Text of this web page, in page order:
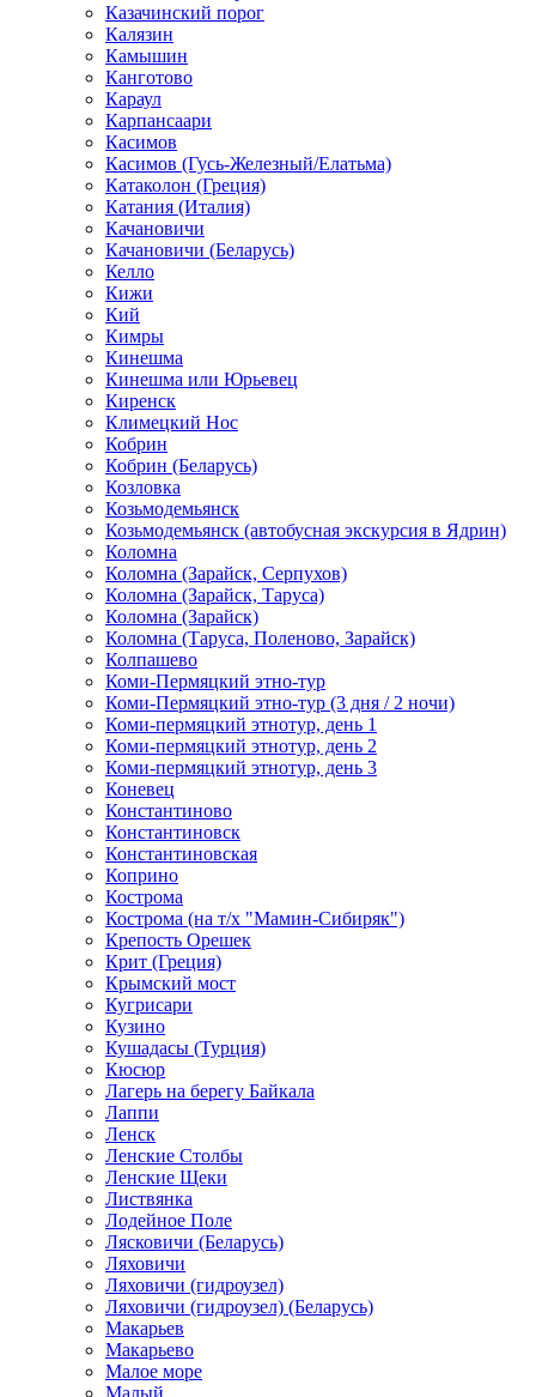
Казачинский порог
Калязин
Камышин
Канготово
Караул
Карпансаари
Касимов
Касимов (Гусь-Железный/Елатьма)
Катаколон (Греция)
Катания (Италия)
Качановичи
Качановичи (Беларусь)
Келло
Кижи
Кий
Кимры
Кинешма
Кинешма или Юрьевец
Киренск
Климецкий Нос
Кобрин
Кобрин (Беларусь)
Козловка
Козьмодемьянск
Козьмодемьянск (автобусная экскурсия в Ядрин)
Коломна
Коломна (Зарайск, Серпухов)
Коломна (Зарайск, Таруса)
Коломна (Зарайск)
Коломна (Таруса, Поленово, Зарайск)
Колпашево
Коми-Пермяцкий этно-тур
Коми-Пермяцкий этно-тур (3 дня / 2 ночи)
Коми-пермяцкий этнотур, день 1
Коми-пермяцкий этнотур, день 2
Коми-пермяцкий этнотур, день 3
Коневец
Константиново
Константиновск
Константиновская
Коприно
Кострома
Кострома (на т/х "Мамин-Сибиряк")
Крепость Орешек
Крит (Греция)
Крымский мост
Кугрисари
Кузино
Кушадасы (Турция)
Кюсюр
Лагерь на берегу Байкала
Лаппи
Ленск
Ленские Столбы
Ленские Щеки
Листвянка
Лодейное Поле
Лясковичи (Беларусь)
Ляховичи
Ляховичи (гидроузел)
Ляховичи (гидроузел) (Беларусь)
Макарьев
Макарьево
Малое море
Малый